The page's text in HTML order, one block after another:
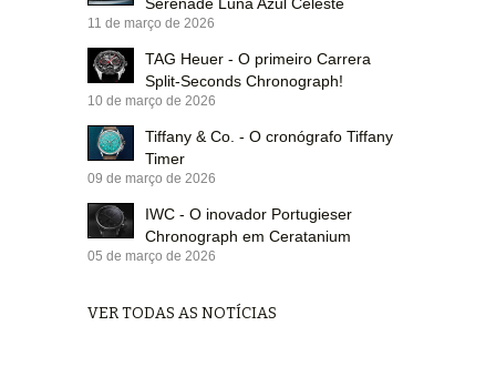
Serenade Luna Azul Celeste
11 de março de 2026
TAG Heuer - O primeiro Carrera
Split-Seconds Chronograph!
10 de março de 2026
Tiffany & Co. - O cronógrafo Tiffany
Timer
09 de março de 2026
IWC - O inovador Portugieser
Chronograph em Ceratanium
05 de março de 2026
VER TODAS AS NOTÍCIAS